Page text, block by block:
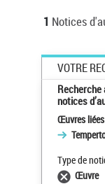
1 Notices
VOTRE
Recherche
notices
Œuvres
Type de
Œuvre